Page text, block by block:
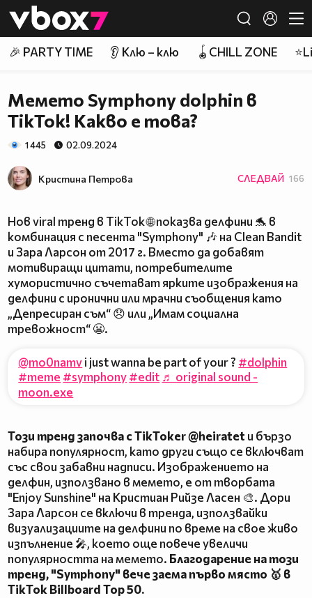
👾
🎉 PARTY TIME 👂 Клю – клю 🪀CHILL ZONE
Мемето Symphony dolphin в
TikTok! Какво е това?
1 445 02.09.2024
Кристина Петрова СЛЕДВАЙ 166
Нов viral тренд в TikTok 🌐 показва делфини 🐬 в
комбинация с песента "Symphony" 🎶 на Clean Bandit
и Зара Ларсон от 2017 г. Вместо да добавят
мотивиращи цитати, потребителите
хумористично съчетават ярките изображения на
делфини с иронични или мрачни съобщения като
„Депресиран съм“ 😞 или „Имам социална
тревожност“ 😬.
@mo0namvi just wanna be part of your ? #dolphin
#meme #symphony#edit ♬ original sound -
moon.exe
Този тренд започва с TikToker @heiratet и бързо
набира популярност, като други също се включват
със свои забавни надписи. Изображението на
делфин, използвано в мемето, е от творбата
"Enjoy Sunshine" на Кристиан Рийзе Ласен 🎨. Дори
Зара Ларсон се включи в тренда, използвайки
визуализациите на делфини по време на свое живо
изпълнение 🎤, което още повече увеличи
популярността на мемето. Благодарение на този
тренд, "Symphony" вече заема първо място 🥇 в
TikTok Billboard Top 50.